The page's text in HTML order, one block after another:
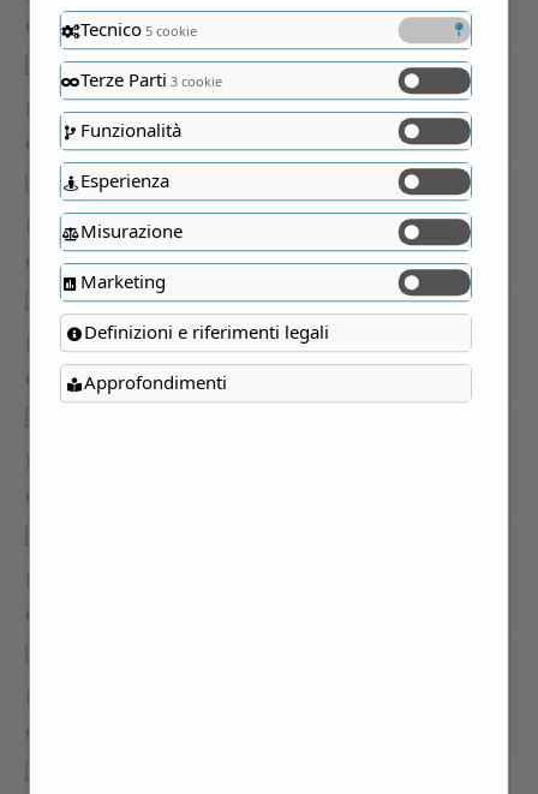
Tecnico5 cookie
Terze Parti 3 cookie
Funzionalità
Esperienza
Misurazione
Marketing
Definizioni e riferimenti legali
Approfondimenti